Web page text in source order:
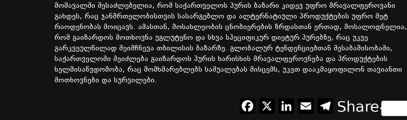
მომავალში შესაძლებელია, რომ საქართველოს პურის ბაზარი კიდევ უფრო მრავალფეროვანი
გახდეს, რაც ჯანმრთელობისთვის სასარგებლო და ალტერნატიული პროდუქტების უფრო მეტ
რაოდენობას მოიცავს. ამასთან, მოსახლეობის ცნობიერების ზრდასთან ერთად, მოსალოდნელია,
რომ გაიზარდოს მოთხოვნა უგლუტენო და სხვა სპეციფიკურ დიეტურ პურებზე, რაც უკვე
გარკვეულწილად შეიმჩნევა თბილისის ბაზარზე. გლობალურ ტენდენციებთან შესაბამისობაში,
საქართველოში შეიძლება გაიზარდოს პურის ხარისხის მრავალფეროვნება და პროდუქტების
ხელმისაწვდომობა, რაც მომხმარებლებს საშუალებას მისცემს, უკეთ დააკმაყოფილონ თავიანთი
მოთხოვნები და სურვილები.
Facebook
X LinkedIn
EmailTelegram
Share